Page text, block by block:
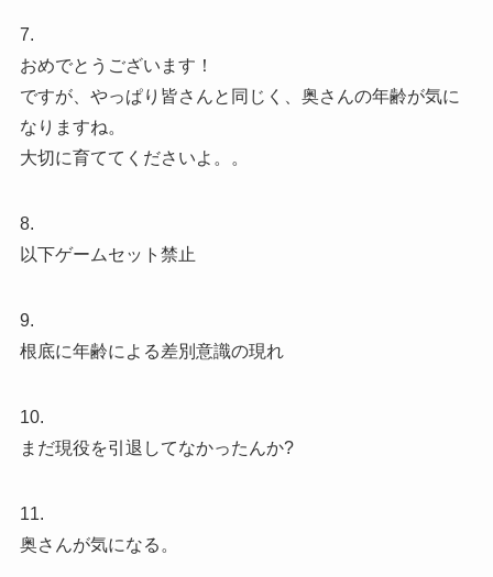
7.
おめでとうございます！
ですが、やっぱり皆さんと同じく、奥さんの年齢が気に
なりますね。
大切に育ててくださいよ。。
8.
以下ゲームセット禁止
9.
根底に年齢による差別意識の現れ
10.
まだ現役を引退してなかったんか?
11.
奥さんが気になる。